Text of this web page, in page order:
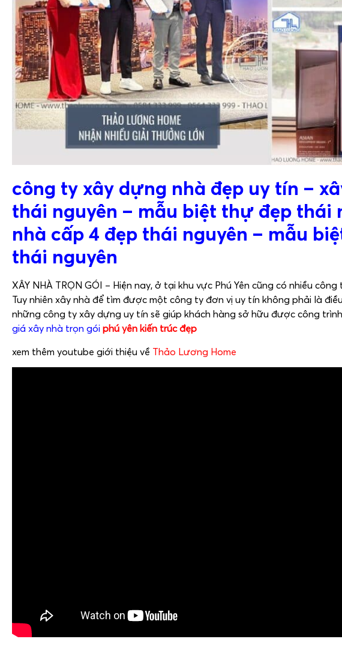
công ty xây dựng nhà đẹp uy tín –
thái nguyên – mẫu biệt thự đẹp thái
nhà cấp 4 đẹp thái nguyên – mẫu
thái nguyên
XÂY NHÀ TRỌN GÓI – Hiện nay, ở tại khu vực Phú Yên cũng có nhiều
Tuy nhiên xây nhà để tìm được một công ty đơn vị uy tín không phải là
những công ty xây dựng uy tín sẽ giúp khách hàng sở hữu được công
giá xây nhà trọn gói phú yên kiến trúc đẹp
xem thêm youtube giới thiệu về Thảo Lương Home